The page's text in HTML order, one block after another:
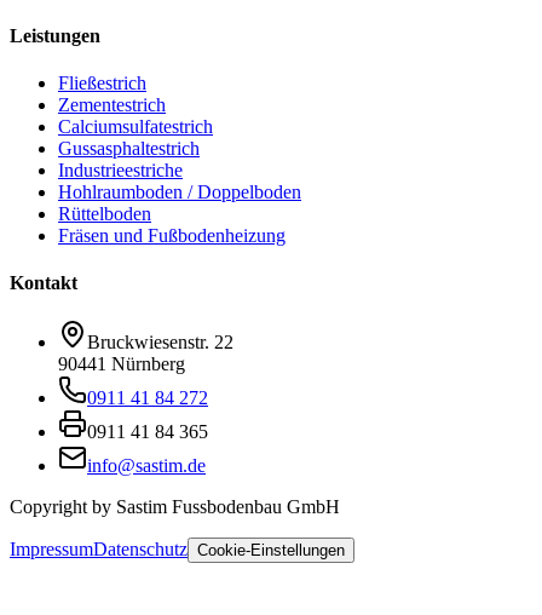
Leistungen
Fließestrich
Zementestrich
Calciumsulfatestrich
Gussasphaltestrich
Industrieestriche
Hohlraumboden / Doppelboden
Rüttelboden
Fräsen und Fußbodenheizung
Kontakt
Bruckwiesenstr. 22
90441 Nürnberg
0911 41 84 272
0911 41 84 365
info@sastim.de
Copyright by Sastim Fussbodenbau GmbH
ImpressumDatenschutz Cookie-Einstellungen